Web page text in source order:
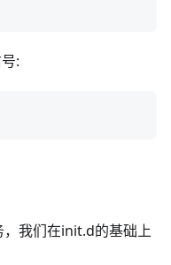
:
我们在init.d的基础上